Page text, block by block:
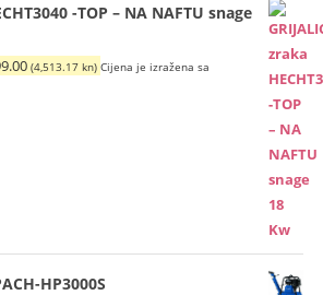
-TOP – NA NAFTU snage
(4,513.17 kn) Trenutna
Cijena je izražena sa
HP3000S